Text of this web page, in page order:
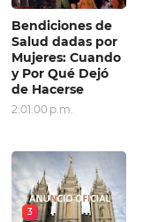
Bendiciones de
Salud dadas por
Mujeres: Cuando
y Por Qué Dejó
de Hacerse
2:01:00 p.m.
3